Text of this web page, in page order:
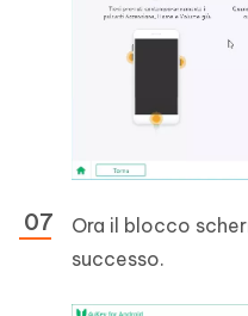
Ora il blocco
successo.